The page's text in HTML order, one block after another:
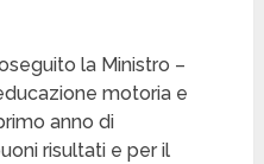
la Ministro –
motoria e
anno di
risultati e per il